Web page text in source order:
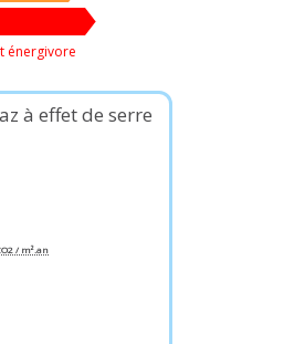
énergivore
à effet de serre
/ m².an